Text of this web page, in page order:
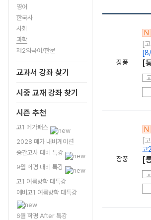
영어
한국사
사회
과학
제2외국어/한문
교과서 강좌 찾기
시중 교재 강좌 찾기
시즌 추천
고1 메가패스
2028 메가 내비게이션
중간고사 대비 특강
9월 학평 대비 특강
고1 여름방학 대특강
예비고1 여름방학 대특강
6월 학평 After 특강
장풍
N
[
[
장풍
N
[
고
[